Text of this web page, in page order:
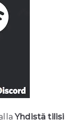
Yhdistä tilisi